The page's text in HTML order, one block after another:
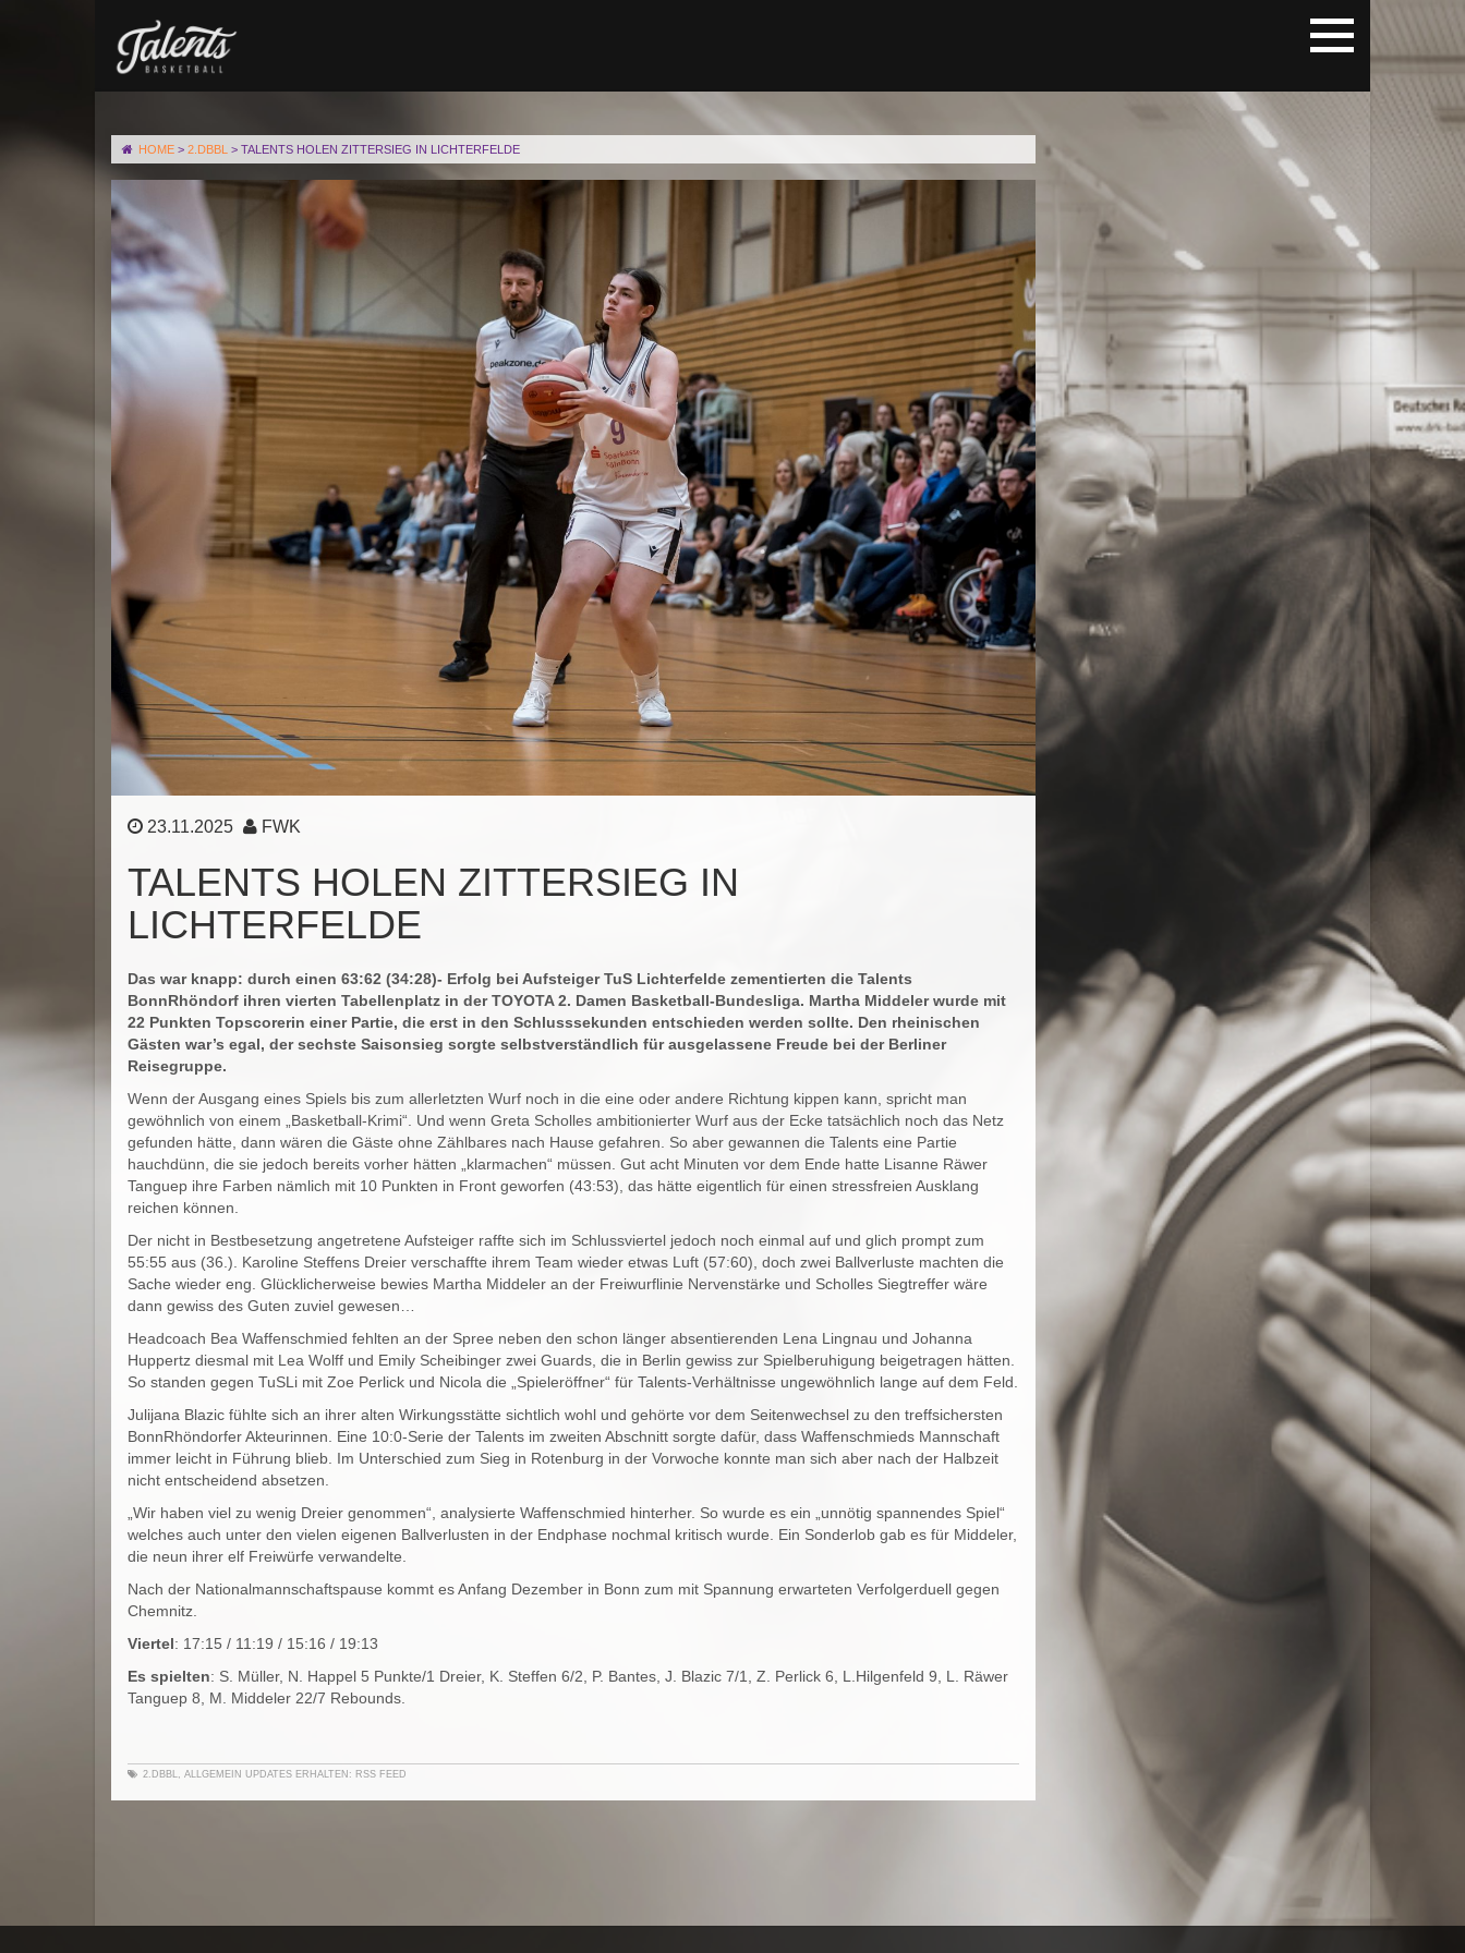
HOME > 2.DBBL > TALENTS HOLEN ZITTERSIEG IN LICHTERFELDE
23.11.2025 FWK
TALENTS HOLEN ZITTERSIEG IN
LICHTERFELDE
Das war knapp: durch einen 63:62 (34:28)- Erfolg bei Aufsteiger TuS Lichterfelde zementierten die Talents
BonnRhöndorf ihren vierten Tabellenplatz in der TOYOTA 2. Damen Basketball-Bundesliga. Martha Middeler wurde mit
22 Punkten Topscorerin einer Partie, die erst in den Schlusssekunden entschieden werden sollte. Den rheinischen
Gästen war’s egal, der sechste Saisonsieg sorgte selbstverständlich für ausgelassene Freude bei der Berliner
Reisegruppe.
Wenn der Ausgang eines Spiels bis zum allerletzten Wurf noch in die eine oder andere Richtung kippen kann, spricht man
gewöhnlich von einem „Basketball-Krimi“. Und wenn Greta Scholles ambitionierter Wurf aus der Ecke tatsächlich noch das Netz
gefunden hätte, dann wären die Gäste ohne Zählbares nach Hause gefahren. So aber gewannen die Talents eine Partie
hauchdünn, die sie jedoch bereits vorher hätten „klarmachen“ müssen. Gut acht Minuten vor dem Ende hatte Lisanne Räwer
Tanguep ihre Farben nämlich mit 10 Punkten in Front geworfen (43:53), das hätte eigentlich für einen stressfreien Ausklang
reichen können.
Der nicht in Bestbesetzung angetretene Aufsteiger raffte sich im Schlussviertel jedoch noch einmal auf und glich prompt zum
55:55 aus (36.). Karoline Steffens Dreier verschaffte ihrem Team wieder etwas Luft (57:60), doch zwei Ballverluste machten die
Sache wieder eng. Glücklicherweise bewies Martha Middeler an der Freiwurflinie Nervenstärke und Scholles Siegtreffer wäre
dann gewiss des Guten zuviel gewesen…
Headcoach Bea Waffenschmied fehlten an der Spree neben den schon länger absentierenden Lena Lingnau und Johanna
Huppertz diesmal mit Lea Wolff und Emily Scheibinger zwei Guards, die in Berlin gewiss zur Spielberuhigung beigetragen hätten.
So standen gegen TuSLi mit Zoe Perlick und Nicola die „Spieleröffner“ für Talents-Verhältnisse ungewöhnlich lange auf dem Feld.
Julijana Blazic fühlte sich an ihrer alten Wirkungsstätte sichtlich wohl und gehörte vor dem Seitenwechsel zu den treffsichersten
BonnRhöndorfer Akteurinnen. Eine 10:0-Serie der Talents im zweiten Abschnitt sorgte dafür, dass Waffenschmieds Mannschaft
immer leicht in Führung blieb. Im Unterschied zum Sieg in Rotenburg in der Vorwoche konnte man sich aber nach der Halbzeit
nicht entscheidend absetzen.
„Wir haben viel zu wenig Dreier genommen“, analysierte Waffenschmied hinterher. So wurde es ein „unnötig spannendes Spiel“
welches auch unter den vielen eigenen Ballverlusten in der Endphase nochmal kritisch wurde. Ein Sonderlob gab es für Middeler,
die neun ihrer elf Freiwürfe verwandelte.
Nach der Nationalmannschaftspause kommt es Anfang Dezember in Bonn zum mit Spannung erwarteten Verfolgerduell gegen
Chemnitz.
Viertel: 17:15 / 11:19 / 15:16 / 19:13
Es spielten: S. Müller, N. Happel 5 Punkte/1 Dreier, K. Steffen 6/2, P. Bantes, J. Blazic 7/1, Z. Perlick 6, L.Hilgenfeld 9, L. Räwer
Tanguep 8, M. Middeler 22/7 Rebounds.
2.DBBL ALLGEMEIN UPDATES ERHALTEN: RSS FEED